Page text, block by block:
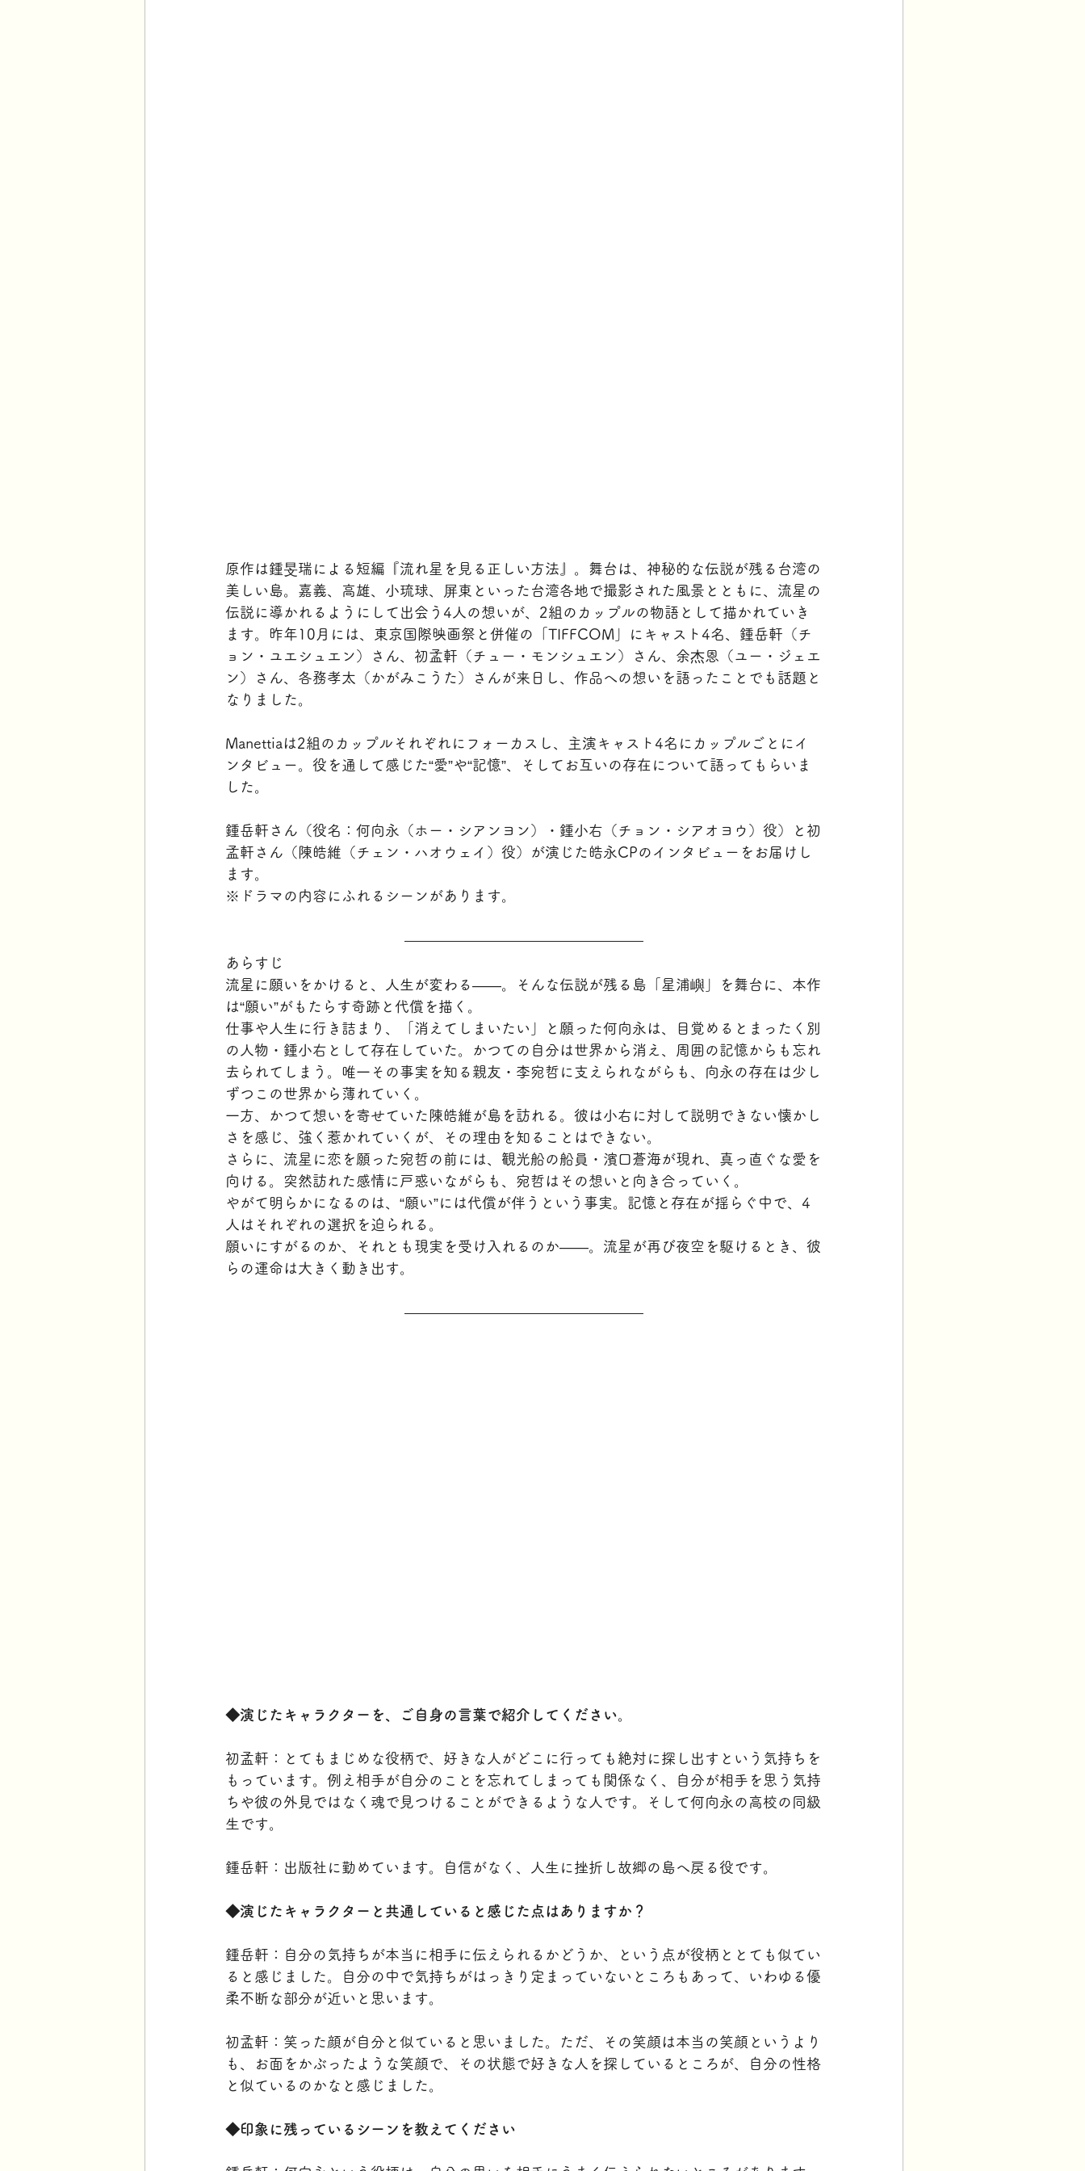
原作は鍾旻瑞による短編『流れ星を見る正しい方法』。舞台は、神秘的な伝説が残る台湾の
美しい島。嘉義、高雄、小琉球、屏東といった台湾各地で撮影された風景とともに、流星の
伝説に導かれるようにして出会う4人の想いが、2組のカップルの物語として描かれていき
ます。昨年10月には、東京国際映画祭と併催の「TIFFCOM」にキャスト4名、鍾岳軒（チ
ョン・ユエシュエン）さん、初孟軒（チュー・モンシュエン）さん、余杰恩（ユー・ジェエ
ン）さん、各務孝太（かがみこうた）さんが来日し、作品への想いを語ったことでも話題と
なりました。
Manettiaは2組のカップルそれぞれにフォーカスし、主演キャスト4名にカップルごとにイ
ンタビュー。役を通して感じた“愛”や“記憶”、そしてお互いの存在について語ってもらいま
した。
鍾岳軒さん（役名：何向永（ホー・シアンヨン）・鍾小右（チョン・シアオヨウ）役）と初
孟軒さん（陳皓維（チェン・ハオウェイ）役）が演じた皓永CPのインタビューをお届けし
ます。
※ドラマの内容にふれるシーンがあります。
あらすじ
流星に願いをかけると、人生が変わる——。そんな伝説が残る島「星浦嶼」を舞台に、本作
は“願い”がもたらす奇跡と代償を描く。
仕事や人生に行き詰まり、「消えてしまいたい」と願った何向永は、目覚めるとまったく別
の人物・鍾小右として存在していた。かつての自分は世界から消え、周囲の記憶からも忘れ
去られてしまう。唯一その事実を知る親友・李宛哲に支えられながらも、向永の存在は少し
ずつこの世界から薄れていく。
一方、かつて想いを寄せていた陳皓維が島を訪れる。彼は小右に対して説明できない懐かし
さを感じ、強く惹かれていくが、その理由を知ることはできない。
さらに、流星に恋を願った宛哲の前には、観光船の船員・濱口蒼海が現れ、真っ直ぐな愛を
向ける。突然訪れた感情に戸惑いながらも、宛哲はその想いと向き合っていく。
やがて明らかになるのは、“願い”には代償が伴うという事実。記憶と存在が揺らぐ中で、4
人はそれぞれの選択を迫られる。
願いにすがるのか、それとも現実を受け入れるのか——。流星が再び夜空を駆けるとき、彼
らの運命は大きく動き出す。
◆演じたキャラクターを、ご自身の言葉で紹介してください。
初孟軒：とてもまじめな役柄で、好きな人がどこに行っても絶対に探し出すという気持ちを
もっています。例え相手が自分のことを忘れてしまっても関係なく、自分が相手を思う気持
ちや彼の外見ではなく魂で見つけることができるような人です。そして何向永の高校の同級
生です。
鍾岳軒：出版社に勤めています。自信がなく、人生に挫折し故郷の島へ戻る役です。
◆演じたキャラクターと共通していると感じた点はありますか？
鍾岳軒：自分の気持ちが本当に相手に伝えられるかどうか、という点が役柄ととても似てい
ると感じました。自分の中で気持ちがはっきり定まっていないところもあって、いわゆる優
柔不断な部分が近いと思います。
初孟軒：笑った顔が自分と似ていると思いました。ただ、その笑顔は本当の笑顔というより
も、お面をかぶったような笑顔で、その状態で好きな人を探しているところが、自分の性格
と似ているのかなと感じました。
◆印象に残っているシーンを教えてください